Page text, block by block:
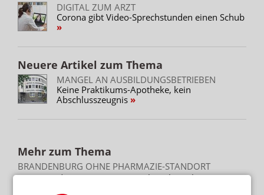
DIGITAL ZUM ARZT
Corona gibt Video-Sprechstunden einen Schub
Neuere Artikel zum Thema
MANGEL AN AUSBILDUNGSBETRIEBEN
Keine Praktikums-Apotheke, kein
Abschlusszeugnis
Mehr zum Thema
BRANDENBURG OHNE PHARMAZIE-STANDORT
Neuer Medizin-Campus – weiterhin ohne Pharmazeuten